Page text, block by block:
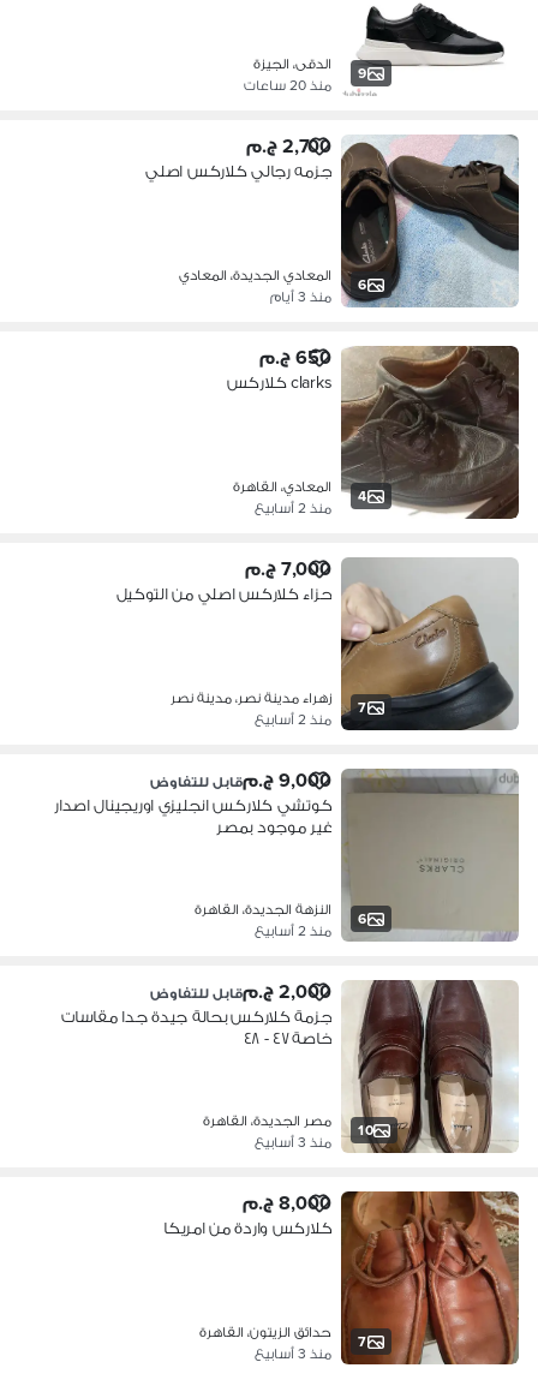
9
الدقى، الجيزة
منذ 20 ساعات
6
2,700 ج.م
جزمه رجالي كلاركس اصلي
المعادي الجديدة، المعادي
منذ 3 أيام
4
650 ج.م
clarks كلاركس
المعادي، القاهرة
منذ 2 أسابيع
7
7,000 ج.م
حزاء كلاركس اصلي من التوكيل
زهراء مدينة نصر، مدينة نصر
منذ 2 أسابيع
6
9,000 ج.م قابل للتفاوض
كوتشي كلاركس انجليزي اوريجينال اصدار
غير موجود بمصر
النزهة الجديدة، القاهرة
منذ 2 أسابيع
10
2,000 ج.م قابل للتفاوض
جزمة كلاركس بحالة جيدة جدا مقاسات
خاصة ٤٧ - ٤٨
مصر الجديدة، القاهرة
منذ 3 أسابيع
7
8,000 ج.م
كلاركس واردة من امريكا
حدائق الزيتون، القاهرة
منذ 3 أسابيع